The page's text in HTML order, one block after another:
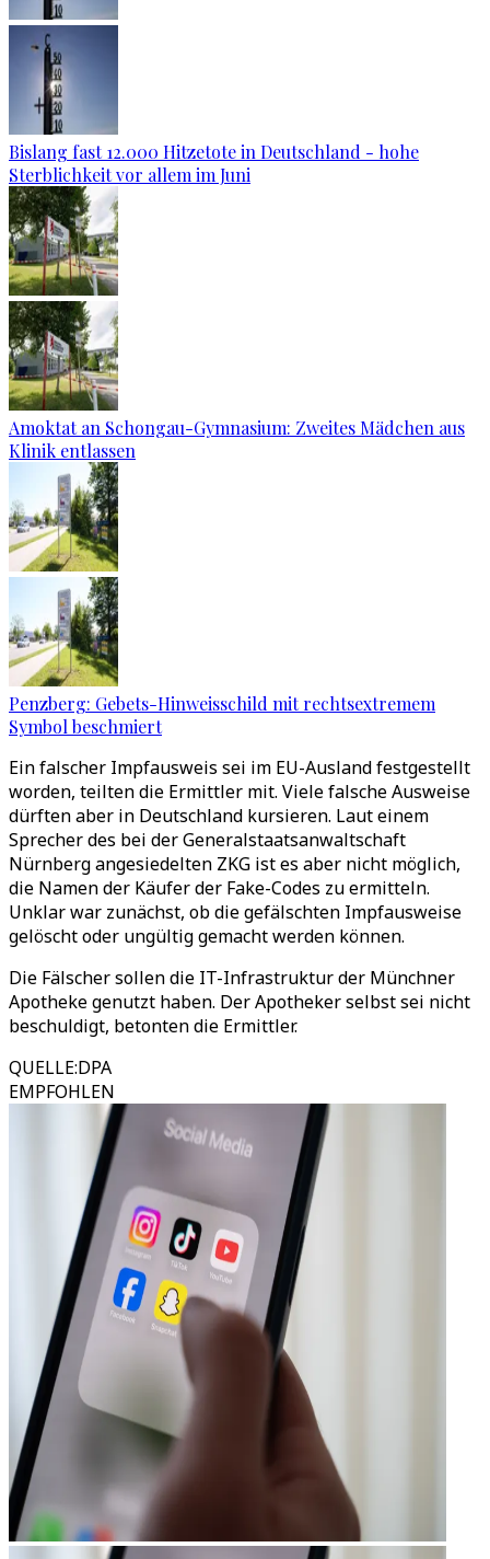
Bislang fast 12.000 Hitzetote in Deutschland - hohe
Sterblichkeit vor allem im Juni
Amoktat an Schongau-Gymnasium: Zweites Mädchen aus
Klinik entlassen
Penzberg: Gebets-Hinweisschild mit rechtsextremem
Symbol beschmiert
Ein falscher Impfausweis sei im EU-Ausland festgestellt
worden, teilten die Ermittler mit. Viele falsche Ausweise
dürften aber in Deutschland kursieren. Laut einem
Sprecher des bei der Generalstaatsanwaltschaft
Nürnberg angesiedelten ZKG ist es aber nicht möglich,
die Namen der Käufer der Fake-Codes zu ermitteln.
Unklar war zunächst, ob die gefälschten Impfausweise
gelöscht oder ungültig gemacht werden können.
Die Fälscher sollen die IT-Infrastruktur der Münchner
Apotheke genutzt haben. Der Apotheker selbst sei nicht
beschuldigt, betonten die Ermittler.
QUELLE:DPA
EMPFOHLEN